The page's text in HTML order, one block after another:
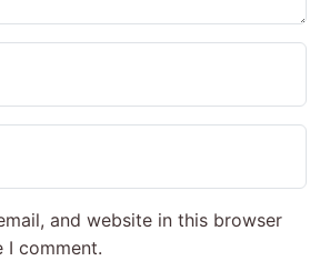
and website in this browser
I comment.